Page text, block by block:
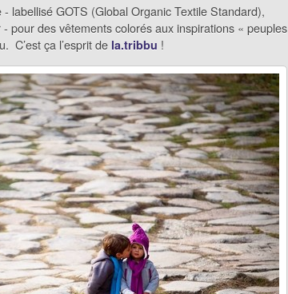
labellisé GOTS (Global Organic Textile Standard),
pour des vêtements colorés aux inspirations « peuples
C’est ça l’esprit de la.tribbu !